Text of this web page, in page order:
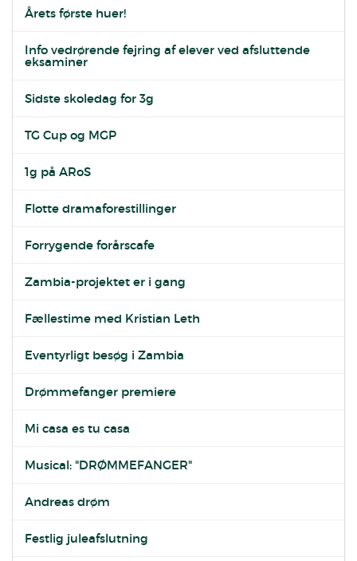
Årets første huer!
Info vedrørende fejring af elever ved afsluttende
eksaminer
Sidste skoledag for 3g
TG Cup og MGP
1g på ARoS
Flotte dramaforestillinger
Forrygende forårscafe
Zambia-projektet er i gang
Fællestime med Kristian Leth
Eventyrligt besøg i Zambia
Drømmefanger premiere
Mi casa es tu casa
Musical: "DRØMMEFANGER"
Andreas drøm
Festlig juleafslutning